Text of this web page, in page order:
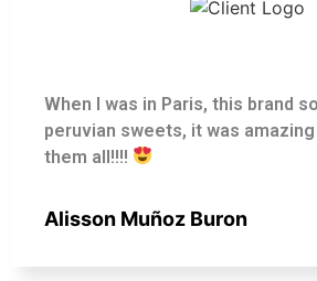
When I was in Paris, this brand
peruvian sweets, it was
them all!!!!
Alisson Muñoz Buron